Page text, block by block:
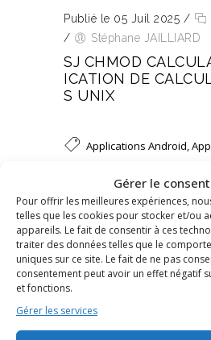
Gérer le
Pour offrir les meilleures expériences,
telles que les cookies pour stocker et/ou
appareils. Le fait de consentir à ces
traiter des données telles que le
uniques sur ce site. Le fait de ne pas
consentement peut avoir un effet négatif
et fonctions.
Gérer les services
Publié le 05 Juil 2025 /
/
Stéphane JAILLIARD
SJ CHMOD
ICATION DE
S UNIX
Applications Android,
Applications mobile
LIRE L’ARTICLE